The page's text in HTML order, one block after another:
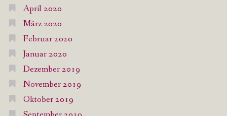
April 2020
März 2020
Februar 2020
Januar 2020
Dezember 2019
November 2019
Oktober 2019